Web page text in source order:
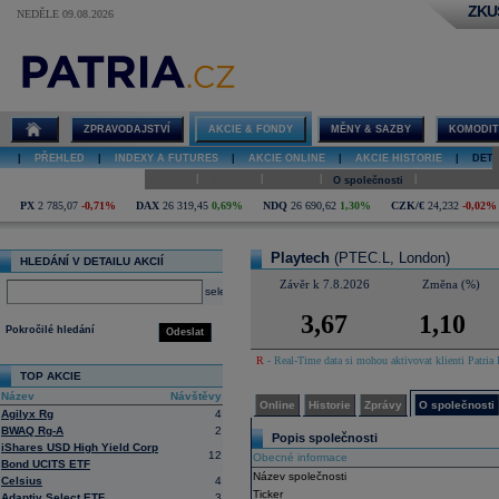
NEDĚLE 09.08.2026
Playtech
ZPRAVODAJSTVÍ AKCIE & FONDY MĚNY & SAZBY
PŘEHLED INDEXY A FUTURES AKCIE ONLINE AKCIE HISTORIE
O společnosti
PX 2 785,07 -0,71% DAX 26 319,45 0,69% NDQ 26 690,62 1,30% CZK/€ 24,232 -0,02%
HLEDÁNÍ V DETAILU AKCIÍ
select
Odeslat
Pokročilé hledání
TOP AKCIE
Název
Návštěvy
Agilyx Rg
4
BWAQ Rg-A
2
iShares USD High Yield Corp
Bond UCITS ETF
12
Celsius
4
Playtech (PTEC.L, London)
Závěr k 7.8.2026 Změna (%)
3,67 1,10
R - Real-Time data si mohou aktivovat klienti
Online Historie Zprávy O společnosti
Popis společnosti
Obecné informace
Název společnosti
Ticker